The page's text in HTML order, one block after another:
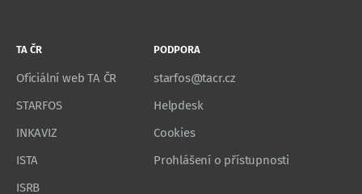
TA ČR
Oficiální web TA ČR
STARFOS
INKAVIZ
ISTA
ISRB
PODPORA
starfos@tacr.cz
Helpdesk
Cookies
Prohlášení o přístupnosti